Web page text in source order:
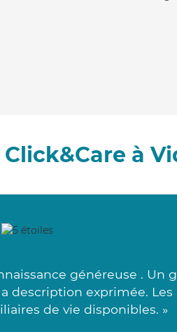
à
généreuse . Un
description exprimée.
de vie disponibles. »